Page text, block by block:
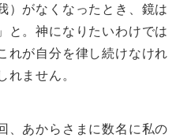
）がなくなったとき、鏡は
と。神になりたいわけでは
れが自分を律し続けなけれ
ません。
、あからさまに数名に私の